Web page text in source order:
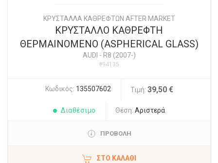
ΚΡΥΣΤΑΛΛΑ ΚΑΘΡΕΦΤΩΝ AFTER MARKET
ΚΡΥΣΤΑΛΛΟ ΚΑΘΡΕΦΤΗ
ΘΕΡΜΑΙΝΟΜΕΝΟ (ASPHERICAL GLASS)
AUDI - R8 (2007-)
#94135
Κωδικός: 135507602 Τιμή: 39,50 €
Διαθέσιμο Θέση: Αριστερά
ΠΡΟΒΟΛΗ
ΣΤΟ ΚΑΛΆΘΙ